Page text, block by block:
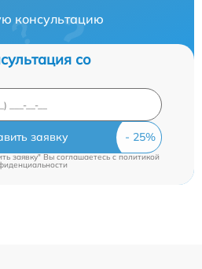
консультацию
со
заявку
заявку" Вы соглашаетесь cполитикой